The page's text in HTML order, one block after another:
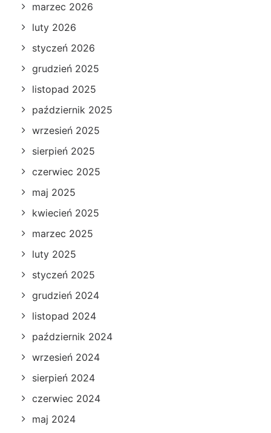
marzec 2026
luty 2026
styczeń 2026
grudzień 2025
listopad 2025
październik 2025
wrzesień 2025
sierpień 2025
czerwiec 2025
maj 2025
kwiecień 2025
marzec 2025
luty 2025
styczeń 2025
grudzień 2024
listopad 2024
październik 2024
wrzesień 2024
sierpień 2024
czerwiec 2024
maj 2024